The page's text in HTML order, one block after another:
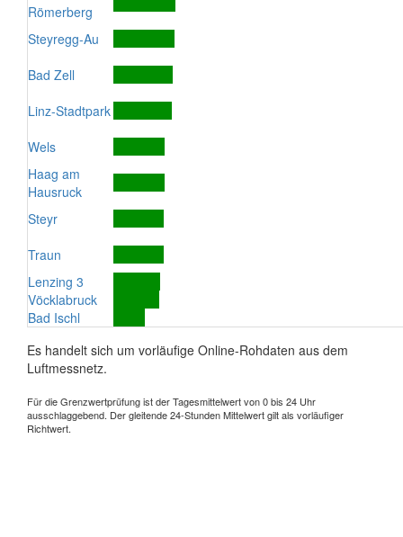
Römerberg
Steyregg-Au
Bad Zell
Linz-Stadtpark
Wels
Haag am
Hausruck
Steyr
Traun
Lenzing 3
Vöcklabruck
Bad Ischl
Es handelt sich um vorläufige Online-Rohdaten aus dem
Luftmessnetz.
Für die Grenzwertprüfung ist der Tagesmittelwert von 0 bis 24 Uhr
ausschlaggebend. Der gleitende 24-Stunden Mittelwert gilt als vorläufiger
Richtwert.